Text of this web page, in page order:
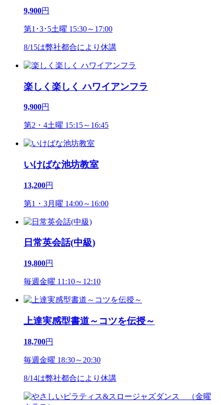
9,900円
第1･3･5土曜 15:30～17:00
8/15は弊社都合により休講
楽しく楽しく ハワイアンフラ
9,900円
第2・4土曜 15:15～16:45
いけばな池坊教室
13,200円
第1・3月曜 14:00～16:00
日常英会話(中級)
19,800円
毎週金曜 11:10～12:10
上達実感型書道～コツを伝授～
18,700円
毎週金曜 18:30～20:30
8/14は弊社都合により休講